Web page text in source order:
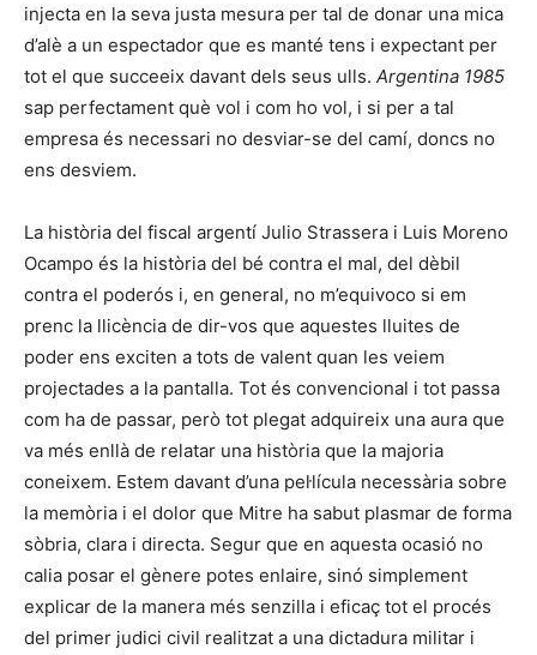
injecta en la seva justa mesura per tal de donar una mica
d’alè a un espectador que es manté tens i expectant per
tot el que succeeix davant dels seus ulls. Argentina 1985
sap perfectament què vol i com ho vol, i si per a tal
empresa és necessari no desviar-se del camí, doncs no
ens desviem.
La història del fiscal argentí Julio Strassera i Luis Moreno
Ocampo és la història del bé contra el mal, del dèbil
contra el poderós i, en general, no m’equivoco si em
prenc la llicència de dir-vos que aquestes lluites de
poder ens exciten a tots de valent quan les veiem
projectades a la pantalla. Tot és convencional i tot passa
com ha de passar, però tot plegat adquireix una aura que
va més enllà de relatar una història que la majoria
coneixem. Estem davant d’una pel·lícula necessària sobre
la memòria i el dolor que Mitre ha sabut plasmar de forma
sòbria, clara i directa. Segur que en aquesta ocasió no
calia posar el gènere potes enlaire, sinó simplement
explicar de la manera més senzilla i eficaç tot el procés
del primer judici civil realitzat a una dictadura militar i